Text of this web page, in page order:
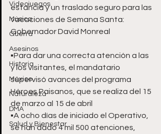
Videojuegos
Música
Guerra
Asesinos
Historia
México
Naturaleza
DMA
Salud y Bienestar
estancia y un traslado seguro para las
vacaciones de Semana Santa:
Gobernador David Monreal
▪️Para dar una correcta atención a las
y los visitantes, el mandatario
supervisó avances del programa
Héroes Paisanos, que se realiza del 15
de marzo al 15 de abril
▪️A ocho días de iniciado el Operativo,
se han dado 4 mil 500 atenciones,